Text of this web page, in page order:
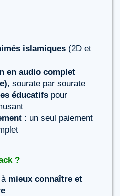
islamiques (2D et
en audio complet
, sourate par sourate
éducatifs pour
: un seul paiement
?
mieux connaître et